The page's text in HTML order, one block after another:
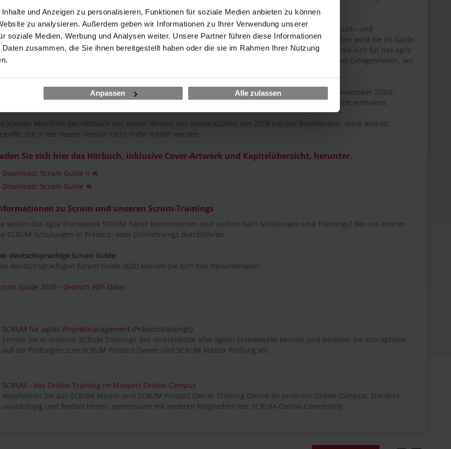
und Anzeigen zu personalisieren, Funktionen für soziale Medien anbieten zu können
zu analysieren. Außerdem geben wir Informationen zu Ihrer Verwendung unserer
soziale Medien, Werbung und Analysen weiter. Unsere Partner führen diese Informationen
zusammen, die Sie ihnen bereitgestellt haben oder die sie im Rahmen Ihrer Nutzung
Anpassen Alle zulassen
der Entwicklung von Produkten und Projekten.
hat den Scrum Guide als Hörbuch produziert, vorgelesen von dem bekannten deutschen Hörbuch- und
David Nathan, der deutschen Stimme von Batman (Christan Bale). In knapp 40 Minuten wird die im Guide
Scrum-Weisheit in acht kurzen, einprägsamen Kapiteln präsentiert. Eine tolle Chance für alle, die sich für das agile
interessieren und sich damit intensiver auseinandersetzen möchten. Auch an Orten oder bei Gelegenheiten, wo
Das Hörbuch basiert auf der deutschen Übersetzung der aktuellen Version des Scrum Guides (Stand: November 2020).
Ausgesuchten Kapiteln wurden Zitate bekannter Personen vorangestellt. Diese sind nicht im Original-Text enthalten.
können ebenfalls das Hörbuch der ersten Version des Scrum-Guides von 2018 bei uns downlaoden, diese enthält
die in der neuen Version nicht mehr erklärt werden.
Sie sich hier das Hörbuch, inklusive Cover-Artwork und Kapitelübersicht, herunter.
Download: Scrum Guide II «
Download: Scrum Guide «
zu Scrum und unseren Scrum-Trainings
wollen das agile Framework SCRUM näher kennenlernen und suchen nach Schulungen und Trainings? Bei uns können
SCRUM-Schulungen in Präsenz- oder Onlinetraings durchführen:
deutschsprachige Scrum Guide
deutschsprachigen Scrum Guide 2020 können Sie sich hier herunterladen:
Guide 2020 - deutsch PDF-Datei
SCRUM für agiles Projektmanagement (Präsenztrainings)
Lernen Sie in unseren SCRUM Trainings das verbreitetste aller agilen Frameworks kennen und bereiten Sie sich optimal
auf die Prüfungen zum SCRUM Product Owner und SCRUM Master Prüfung vor.
SCRUM - das Online-Training im Maxpert-Online-Campus
Absolvieren Sie das SCRUM Master und SCRUM Product Owner Training Online an unserem Online-Campus: Standort-
unabhängig und flexibel lernen, gemeinsam mit anderen Mitgliedern der SCRUM-Online-Community.